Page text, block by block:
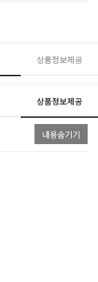
상품정보제공
상품정보제공
내용숨기기